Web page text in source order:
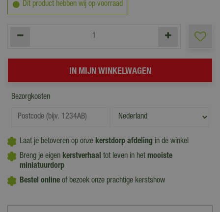
Dit product hebben wij op voorraad
Bezorgkosten
Laat je betoveren op onze kerstdorp afdeling in de winkel
Breng je eigen kerstverhaal tot leven in het mooiste
miniatuurdorp
Bestel online of bezoek onze prachtige kerstshow